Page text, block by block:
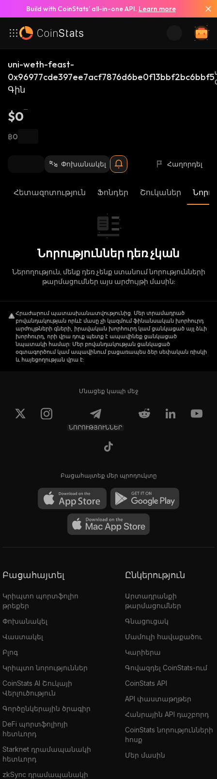
Build with CoinStats’ all-in-one API. Learn more
uni-weth-feast-
0x96977cde397ee7acf7876d6be0f13bbf2bc6bbf5
Գին
$0
฿0
Փոխանակել Հաղորդել
Հետազոտություն Ֆոնդեր Շուկաներ
Նորություններ դեռ չկան
Ներողություն, մենք դեռ չենք ստանում նորությունների
թարմացումներ այս արժույթի մասին:
Հրաժարում պատասխանատվությունից. Մեր տրամադրած
բովանդակության որևէ մասը չի կազմում ֆինանսական խորհուրդ
արժույթների գների, իրավական խորհուրդ կամ ցանկացած այլ ձևի
խորհուրդ, որի վրա դուք պետք է ապավինեք ցանկացած
նպատակի համար: Մեր բովանդակության ցանկացած
օգտագործում կամ ապավինում բացառապես ձեր սեփական ռիսկի
և հայեցողության վրա է:
Մնացեք կապի մեջ
ՆՈՐՈՒԹՅՈՒՆՆԵՐ
Բացահայտեք մեր պրոդուկտը
Բացահայտել
Կրիպտո պորտֆոլիո
թրեքեր
Փոխանակել
Վաստակել
Բլոգ
Կրիպտո նորություններ
CoinStats AI Շուկայի
Վերլուծություն
Գործընկերային ծրագիր
DeFi պորտֆոլիոյի
հետևորդ
Starknet դրամապանակի
հետևորդ
zkSync դրամապանակի
Ընկերություն
Արտադրանքի
թարմացումներ
Գնացուցակ
Մամուլի հավաքածու
Կարիերա
Գովազդել CoinStats-ում
CoinStats API
API փաստաթղթեր
Հանրային API դաշբորդ
CoinStats նորությունների
հոսք
Մեր մասին